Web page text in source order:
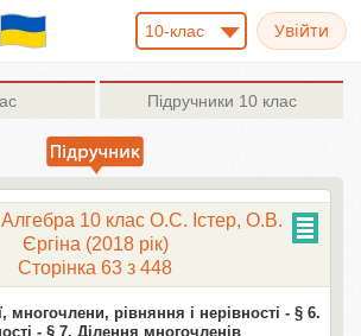
10-клас
Підручники 10 клас
Алгебра 10 клас О.С. Істер, О.В.
Єргіна (2018 рік)
Сторінка 63 з 448
многочлени, рівняння і нерівності - § 6.
- § 7. Ділення многочленів